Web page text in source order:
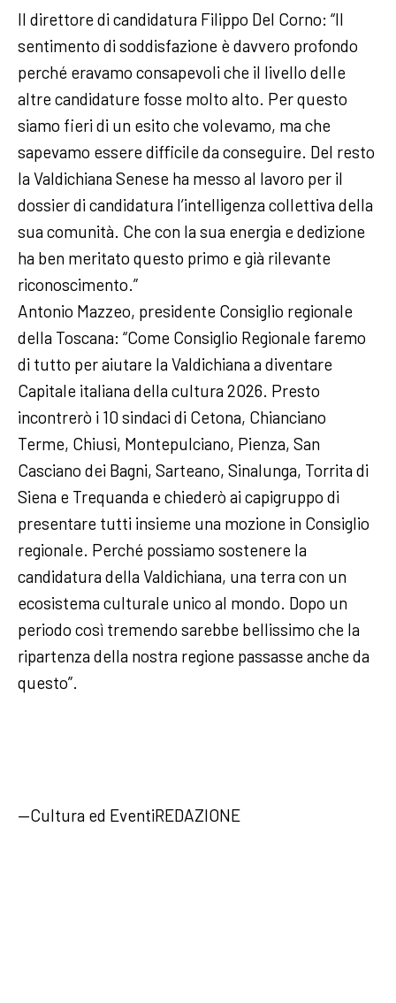
Il direttore di candidatura Filippo Del Corno: “Il
sentimento di soddisfazione è davvero profondo
perché eravamo consapevoli che il livello delle
altre candidature fosse molto alto. Per questo
siamo fieri di un esito che volevamo, ma che
sapevamo essere difficile da conseguire. Del resto
la Valdichiana Senese ha messo al lavoro per il
dossier di candidatura l’intelligenza collettiva della
sua comunità. Che con la sua energia e dedizione
ha ben meritato questo primo e già rilevante
riconoscimento.”
Antonio Mazzeo, presidente Consiglio regionale
della Toscana: “Come Consiglio Regionale faremo
di tutto per aiutare la Valdichiana a diventare
Capitale italiana della cultura 2026. Presto
incontrerò i 10 sindaci di Cetona, Chianciano
Terme, Chiusi, Montepulciano, Pienza, San
Casciano dei Bagni, Sarteano, Sinalunga, Torrita di
Siena e Trequanda e chiederò ai capigruppo di
presentare tutti insieme una mozione in Consiglio
regionale. Perché possiamo sostenere la
candidatura della Valdichiana, una terra con un
ecosistema culturale unico al mondo. Dopo un
periodo così tremendo sarebbe bellissimo che la
ripartenza della nostra regione passasse anche da
questo”.
—Cultura ed EventiREDAZIONE